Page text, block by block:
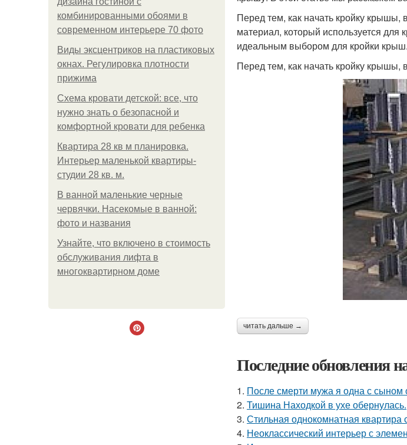
комбинированными обоями в
современном интерьере 70 фото
Виды эксцентриков на пластиковых
окнах. Регулировка плотности
прижима
Схема кровати детской: все, что
нужно знать о безопасной и
комфортной кровати для ребенка
Квартира 28 кв м планировка.
Интерьер маленькой квартиры-
студии 28 кв. м.
В ванной маленькие черные
червячки. Насекомые в ванной:
фото и названия
Узнайте, что включено в стоимость
обслуживания лифта в
многоквартирном доме
Перед тем, как начать кройку
материал, который используется для
идеальным выбором для кройки крыш.
Перед тем, как начать кройку крышы,
читать дальше →
Последние обновления
1. После смерти мужа я одна с сыном
2. Тишина Находкой в ухе обернулась.
3. Стильная однокомнатная квартира
4. Неоклассический интерьер с